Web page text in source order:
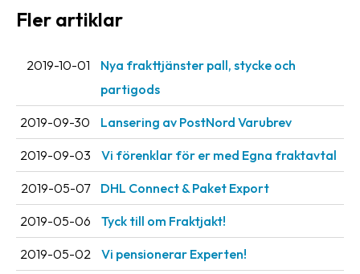
karriär
Nyhetsarkiv
Kontakta
oss
Villkor
Allmänna
villkor
Fler artiklar
2019-10-01
Nya frakttjänster pall, stycke och
partigods
2019-09-30 Lansering av PostNord Varubrev
2019-09-03 Vi förenklar för er med Egna fraktavtal
2019-05-07 DHL Connect & Paket Export
2019-05-06 Tyck till om Fraktjakt!
2019-05-02 Vi pensionerar Experten!